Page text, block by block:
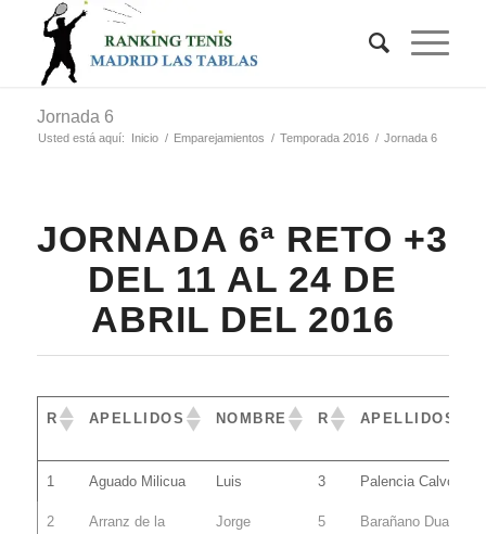
Jornada 6
Usted está aquí: Inicio / Emparejamientos / Temporada 2016 / Jornada 6
JORNADA 6ª RETO +3
DEL 11 AL 24 DE
ABRIL DEL 2016
R APELLIDOS NOMBRE R APELLIDOS
R APELLIDOS NOMBRE R APELLIDOS
1 Aguado Milicua Luis 3 Palencia Calvo
2
Arranz de la
Jorge 5 Barañano Duarte